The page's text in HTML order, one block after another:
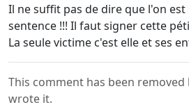
Il ne suffit pas de dire que l'on
sentence !!! Il faut signer cette
La seule victime c'est elle et ses
This comment has been
wrote it.